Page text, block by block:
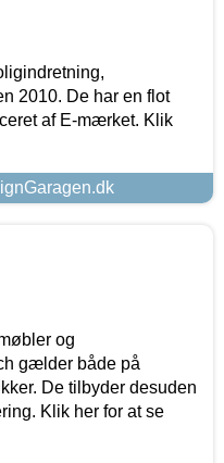
2010. De har en flot
af E-mærket. Klik
og
gælder både på
De tilbyder desuden
Klik her for at se